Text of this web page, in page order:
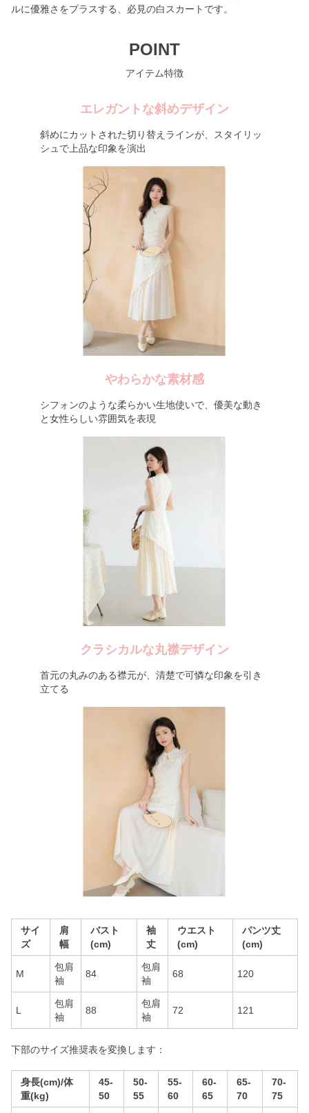
ルに優雅さをプラスする、必見の白スカートです。
POINT
アイテム特徴
エレガントな斜めデザイン
斜めにカットされた切り替えラインが、スタイリッ
シュで上品な印象を演出
やわらかな素材感
シフォンのような柔らかい生地使いで、優美な動き
と女性らしい雰囲気を表現
クラシカルな丸襟デザイン
首元の丸みのある襟元が、清楚で可憐な印象を引き
立てる
サイ
ズ
肩
幅
バスト
(cm)
袖
丈
ウエスト
(cm)
パンツ丈
(cm)
M
包肩
袖
84
包肩
袖
68 120
L
包肩
袖
88
包肩
袖
72 121
下部のサイズ推奨表を変換します：
身長(cm)/体
重(kg)
45-
50
50-
55
55-
60
60-
65
65-
70
70-
75